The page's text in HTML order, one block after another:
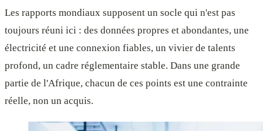
Les rapports mondiaux supposent un socle qui n'est pas
toujours réuni ici : des données propres et abondantes, une
électricité et une connexion fiables, un vivier de talents
profond, un cadre réglementaire stable. Dans une grande
partie de l'Afrique, chacun de ces points est une contrainte
réelle, non un acquis.